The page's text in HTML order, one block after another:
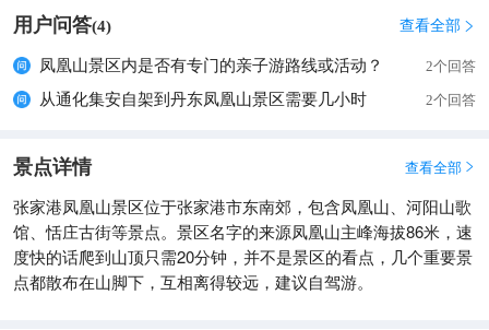
用户问答(4) 查看全部 
凤凰山景区内是否有专门的亲子游路线或活动？ 2个回答
从通化集安自架到丹东凤凰山景区需要几小时 2个回答
景点详情 查看全部 
张家港凤凰山景区位于张家港市东南郊，包含凤凰山、河阳山歌
馆、恬庄古街等景点。景区名字的来源凤凰山主峰海拔86米，速
度快的话爬到山顶只需20分钟，并不是景区的看点，几个重要景
点都散布在山脚下，互相离得较远，建议自驾游。